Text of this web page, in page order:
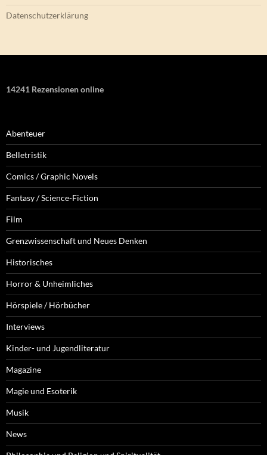
Datenschutzerklärung
14241 Rezensionen online
Abenteuer
Belletristik
Comics / Graphic Novels
Fantasy / Science-Fiction
Film
Grenzwissenschaft und Neues Denken
Historisches
Horror & Unheimliches
Hörspiele / Hörbücher
Interviews
Kinder- und Jugendliteratur
Magazine
Magie und Esoterik
Musik
News